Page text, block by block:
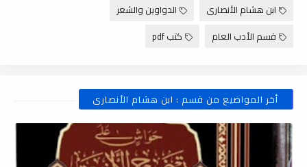
ابن هشام الأنصارى
الدواوين والشعر
قسم الأدب العام
كتب pdf
أخر المواضيع من قسم : ابن هشام الأنصارى